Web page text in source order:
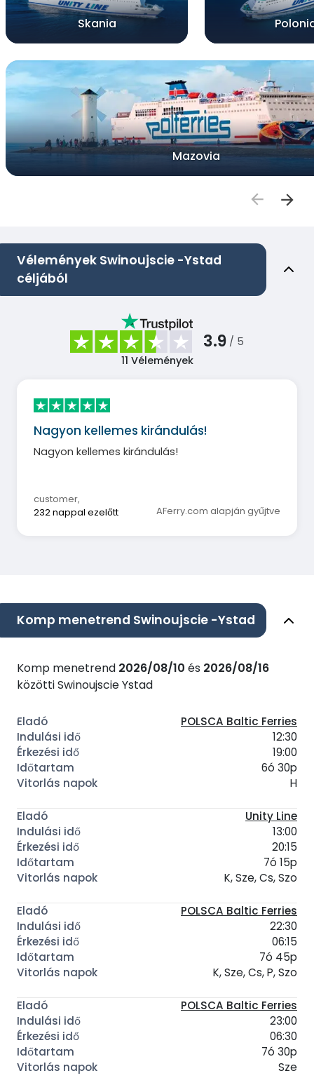
Skania
Mazovia
Vélemények Swinoujscie -Ystad
céljából
3.9 / 5
11 Vélemények
Nagyon kellemes kirándulás!
Nagyon kellemes kirándulás!
customer,
232 nappal ezelőtt
AFerry.com alapján gyűjtve
Komp menetrend Swinoujscie -Ystad
Komp menetrend 2026/08/10 és 2026/08/16
közötti Swinoujscie Ystad
POLSCA Baltic Ferries
12:30
19:00
6ó 30p
H
Unity Line
13:00
20:15
7ó 15p
K, Sze, Cs, Szo
POLSCA Baltic Ferries
22:30
06:15
7ó 45p
K, Sze, Cs, P, Szo
POLSCA Baltic Ferries
23:00
06:30
7ó 30p
Sze